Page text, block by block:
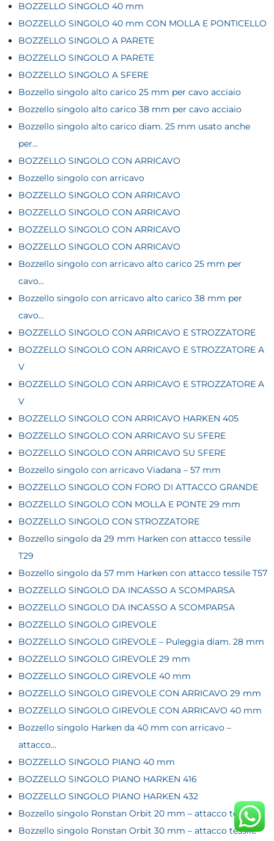
BOZZELLO SINGOLO 40 mm
BOZZELLO SINGOLO 40 mm CON MOLLA E PONTICELLO
BOZZELLO SINGOLO A PARETE
BOZZELLO SINGOLO A PARETE
BOZZELLO SINGOLO A SFERE
Bozzello singolo alto carico 25 mm per cavo acciaio
Bozzello singolo alto carico 38 mm per cavo acciaio
Bozzello singolo alto carico diam. 25 mm usato anche
per...
BOZZELLO SINGOLO CON ARRICAVO
Bozzello singolo con arricavo
BOZZELLO SINGOLO CON ARRICAVO
BOZZELLO SINGOLO CON ARRICAVO
BOZZELLO SINGOLO CON ARRICAVO
BOZZELLO SINGOLO CON ARRICAVO
Bozzello singolo con arricavo alto carico 25 mm per
cavo...
Bozzello singolo con arricavo alto carico 38 mm per
cavo...
BOZZELLO SINGOLO CON ARRICAVO E STROZZATORE
BOZZELLO SINGOLO CON ARRICAVO E STROZZATORE A
V
BOZZELLO SINGOLO CON ARRICAVO E STROZZATORE A
V
BOZZELLO SINGOLO CON ARRICAVO HARKEN 405
BOZZELLO SINGOLO CON ARRICAVO SU SFERE
BOZZELLO SINGOLO CON ARRICAVO SU SFERE
Bozzello singolo con arricavo Viadana – 57 mm
BOZZELLO SINGOLO CON FORO DI ATTACCO GRANDE
BOZZELLO SINGOLO CON MOLLA E PONTE 29 mm
BOZZELLO SINGOLO CON STROZZATORE
Bozzello singolo da 29 mm Harken con attacco tessile
T29
Bozzello singolo da 57 mm Harken con attacco tessile T57
BOZZELLO SINGOLO DA INCASSO A SCOMPARSA
BOZZELLO SINGOLO DA INCASSO A SCOMPARSA
BOZZELLO SINGOLO GIREVOLE
BOZZELLO SINGOLO GIREVOLE – Puleggia diam. 28 mm
BOZZELLO SINGOLO GIREVOLE 29 mm
BOZZELLO SINGOLO GIREVOLE 40 mm
BOZZELLO SINGOLO GIREVOLE CON ARRICAVO 29 mm
BOZZELLO SINGOLO GIREVOLE CON ARRICAVO 40 mm
Bozzello singolo Harken da 40 mm con arricavo –
attacco...
BOZZELLO SINGOLO PIANO 40 mm
BOZZELLO SINGOLO PIANO HARKEN 416
BOZZELLO SINGOLO PIANO HARKEN 432
Bozzello singolo Ronstan Orbit 20 mm – attacco tessile
Bozzello singolo Ronstan Orbit 30 mm – attacco tessile